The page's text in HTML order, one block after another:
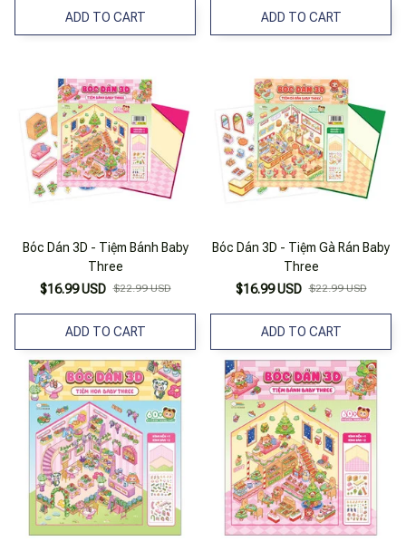
ADD TO CART ADD TO CART
Bóc Dán 3D - Tiệm Bánh Baby
Three
$16.99 USD $22.99 USD
ADD TO CART
Bóc Dán 3D - Tiệm Gà Rán Baby
Three
$16.99 USD $22.99 USD
ADD TO CART